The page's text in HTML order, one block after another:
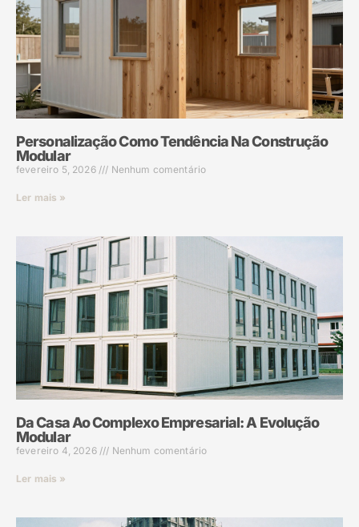
Personalização Como Tendência Na Construção
Modular
fevereiro 5, 2026 Nenhum comentário
Ler mais »
Da Casa Ao Complexo Empresarial: A Evolução
Modular
fevereiro 4, 2026 Nenhum comentário
Ler mais »